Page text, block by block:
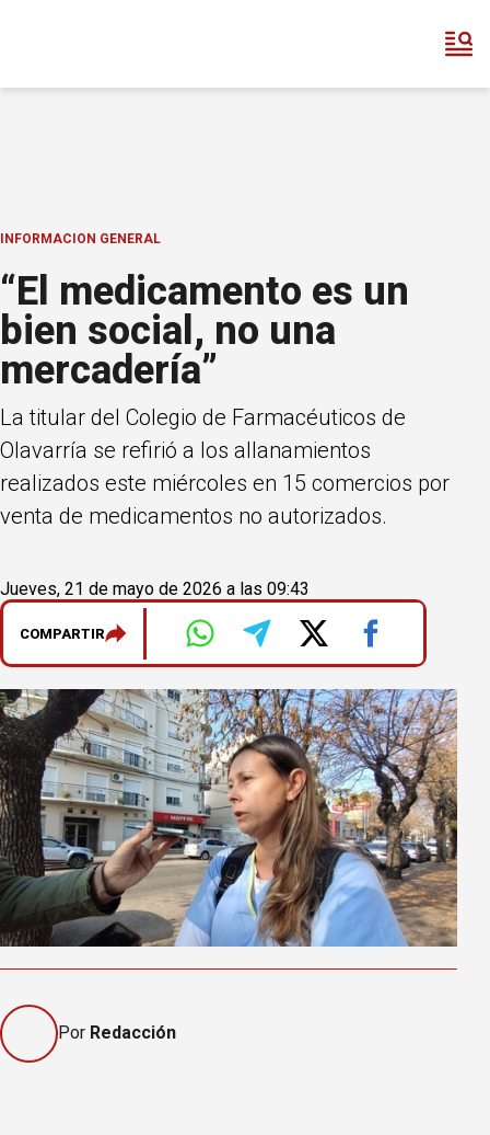
INFORMACION GENERAL
“El medicamento es un
bien social, no una
mercadería”
La titular del Colegio de Farmacéuticos de
Olavarría se refirió a los allanamientos
realizados este miércoles en 15 comercios por
venta de medicamentos no autorizados.
Jueves, 21 de mayo de 2026 a las 09:43
COMPARTIR
Por Redacción